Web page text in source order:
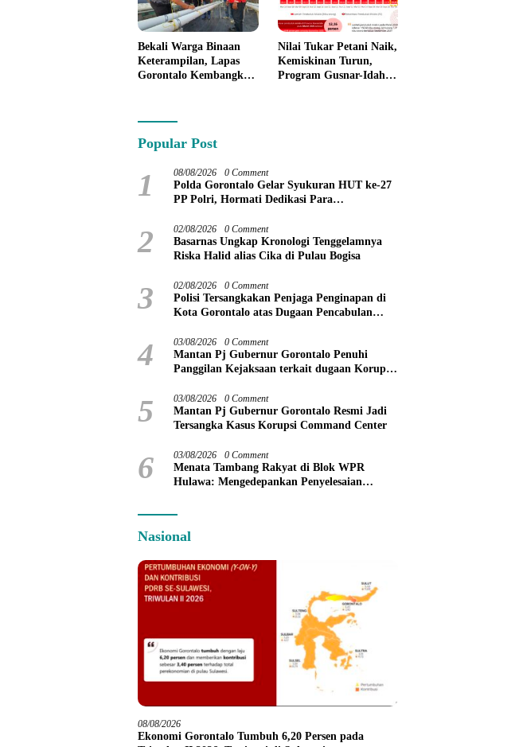
Bekali Warga Binaan
Keterampilan, Lapas
Gorontalo Kembangkan
Nilai Tukar Petani Naik,
Kemiskinan Turun,
Program Gusnar-Idah
Popular Post
1 08/08/2026 0 Comment
Polda Gorontalo Gelar Syukuran HUT ke-27
PP Polri, Hormati Dedikasi Para
2 02/08/2026 0 Comment
Basarnas Ungkap Kronologi Tenggelamnya
Riska Halid alias Cika di Pulau Bogisa
3 02/08/2026 0 Comment
Polisi Tersangkakan Penjaga Penginapan di
Kota Gorontalo atas Dugaan Pencabulan
4 03/08/2026 0 Comment
Mantan Pj Gubernur Gorontalo Penuhi
Panggilan Kejaksaan terkait dugaan Korupsi
5 03/08/2026 0 Comment
Mantan Pj Gubernur Gorontalo Resmi Jadi
Tersangka Kasus Korupsi Command Center
6 03/08/2026 0 Comment
Menata Tambang Rakyat di Blok WPR
Hulawa: Mengedepankan Penyelesaian
Nasional
08/08/2026
Ekonomi Gorontalo Tumbuh 6,20 Persen pada